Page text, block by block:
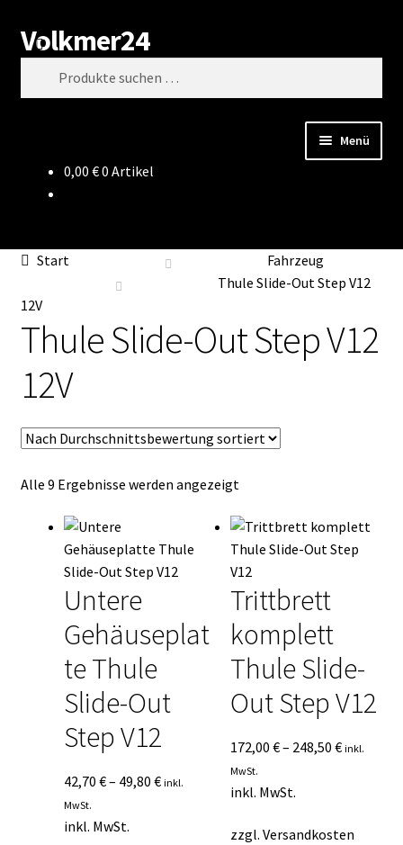
Zur
Navigation
springen
Zum
Inhalt
springen
Volkmer24
Suchen
Menü
Datenschutz
Impressum
Mein Konto
Vertrag widerrufen
Warenkorb
0,00 €0 Artikel
Start
Fahrzeug
Thule Slide-Out Step V12
12V
Thule Slide-Out Step V12
12V
Alle 9 Ergebnisse werden angezeigtNach
sortiert
Untere
Gehäuseplat
te Thule
Slide-Out
Step V12
42,70 €– 49,80 € inkl.
MwSt.
inkl. MwSt.
Trittbrett
komplett
Thule Slide-
Out Step V12
172,00€– 248,50€ inkl.
MwSt.
inkl. MwSt.
zzgl.Versandkosten